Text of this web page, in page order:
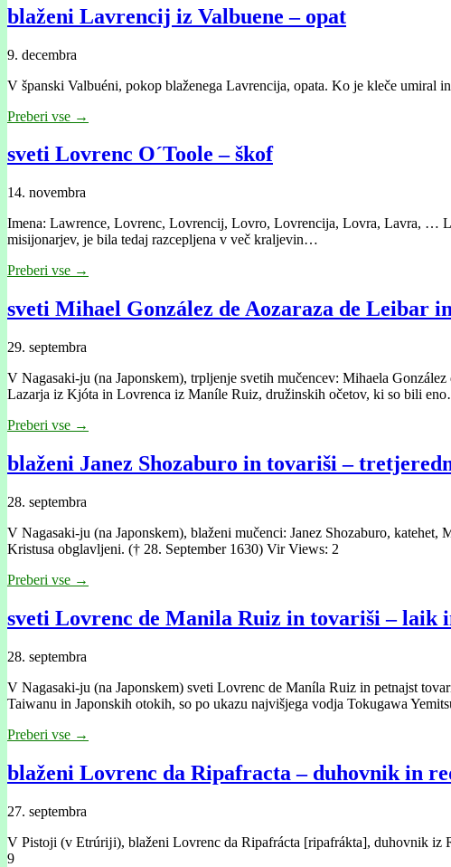
blaženi Lavrencij iz Valbuene – opat
9. decembra
V španski Valbuéni, pokop blaženega Lavrencija, opata. Ko je kleče umiral
Preberi vse →
sveti Lovrenc O´Toole – škof
14. novembra
Imena: Lawrence, Lovrenc, Lovrencij, Lovro, Lovrencija, Lovra, Lavra, …
misijonarjev, je bila tedaj razcepljena v več kraljevin…
Preberi vse →
sveti Mihael González de Aozaraza de Leibar
29. septembra
V Nagasaki-ju (na Japonskem), trpljenje svetih mučencev: Mihaela
Lazarja iz Kjóta in Lovrenca iz Maníle Ruiz, družinskih očetov, ki so bili
Preberi vse →
blaženi Janez Shozaburo in tovariši –
28. septembra
V Nagasaki-ju (na Japonskem), blaženi mučenci: Janez Shozaburo,
Kristusa obglavljeni. († 28. September 1630) Vir Views: 2
Preberi vse →
sveti Lovrenc de Manila Ruiz in tovariši – laik
28. septembra
V Nagasaki-ju (na Japonskem) sveti Lovrenc de Maníla Ruiz in petnajst
Taiwanu in Japonskih otokih, so po ukazu najvišjega vodja Tokugawa
Preberi vse →
blaženi Lovrenc da Ripafracta – duhovnik in
27. septembra
V Pistoji (v Etrúrĳi), blaženi Lovrenc da Ripafrácta [ripafrákta], duhovnik iz
9